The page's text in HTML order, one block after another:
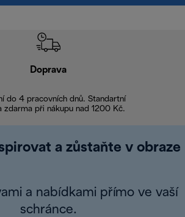
Doprava
do 4 pracovních dnů. Standartní
zdarma při nákupu nad 1200 Kč.
a zůstaňte v obraze
a nabídkami přímo ve vaší
schránce.